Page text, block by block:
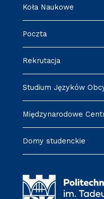
Koła Naukowe
Poczta
Rekrutacja
Studium Języków
Międzynarodowe
Domy studenckie